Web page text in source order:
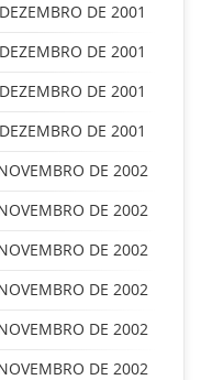
DE 2001
DE 2001
DE 2001
DE 2001
DE 2002
DE 2002
DE 2002
DE 2002
DE 2002
DE 2002